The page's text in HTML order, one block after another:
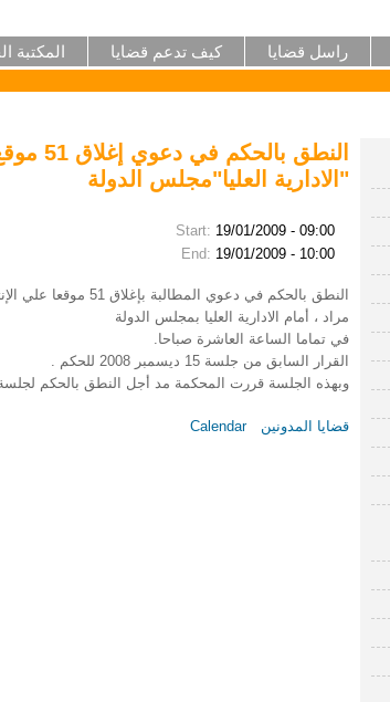
المكتبة كيف تدعم قضايا راسل قضايا
النطق
"الادارية العليا"مجلس الدولة
Start: 19/01/2009 - 09:00
End: 19/01/2009 - 10:00
النطق بالحكم في دعوي
مراد ، أمام الادارية العليا بمجلس الدولة
في تماما الساعة العاشرة صباحا.
القرار السابق من جلسة 15 ديسمبر 2008 للحكم .
وبهذه الجلسة قررت المحكمة مد أجل النطق بالحكم لجلسة 2 فبراير 2009 للنطق
قضايا المدونين Calendar